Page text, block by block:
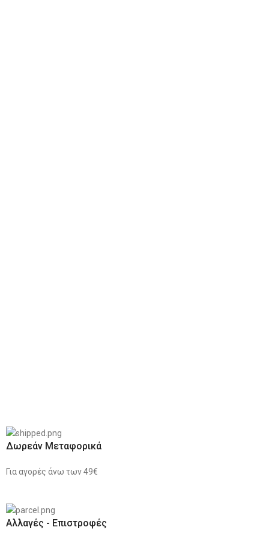
Δωρεάν Μεταφορικά
Για αγορές άνω των 49€
Αλλαγές - Επιστροφές